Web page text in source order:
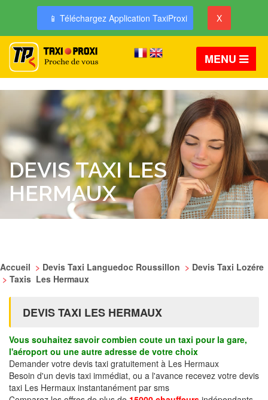
📱 Téléchargez Application TaxiProxi X
MENU
DEVIS TAXI LES
HERMAUX
Accueil > Devis Taxi Languedoc Roussillon > Devis Taxi Lozére
> Taxis Les Hermaux
DEVIS TAXI LES HERMAUX
Vous souhaitez savoir combien coute un taxi pour la gare,
l'aéroport ou une autre adresse de votre choix
Demander votre devis taxi gratuitement à Les Hermaux
Besoin d'un devis taxi immédiat, ou a l'avance recevez votre devis
taxi Les Hermaux instantanément par sms